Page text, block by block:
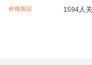
价格面议
1594人